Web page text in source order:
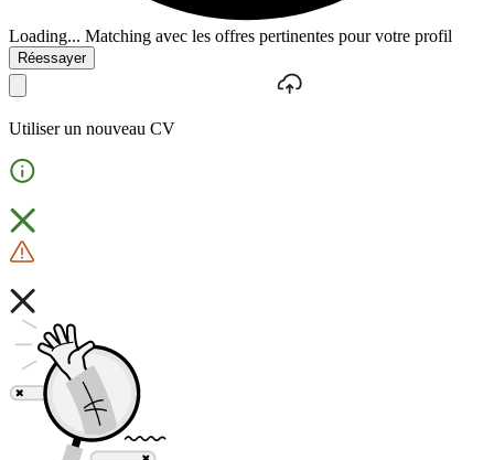
Loading... Matching avec les offres pertinentes pour votre profil
Réessayer
Utiliser un nouveau CV